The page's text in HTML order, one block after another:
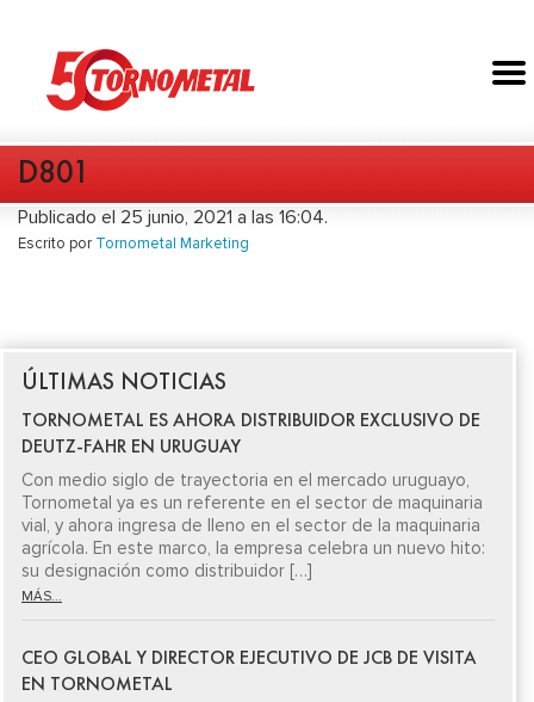
D801
Publicado el 25 junio, 2021 a las 16:04.
Escrito por Tornometal Marketing
ÚLTIMAS NOTICIAS
TORNOMETAL ES AHORA DISTRIBUIDOR EXCLUSIVO DE
DEUTZ-FAHR EN URUGUAY
Con medio siglo de trayectoria en el mercado uruguayo,
Tornometal ya es un referente en el sector de maquinaria
vial, y ahora ingresa de lleno en el sector de la maquinaria
agrícola. En este marco, la empresa celebra un nuevo hito:
su designación como distribuidor […]
MÁS...
CEO GLOBAL Y DIRECTOR EJECUTIVO DE JCB DE VISITA
EN TORNOMETAL